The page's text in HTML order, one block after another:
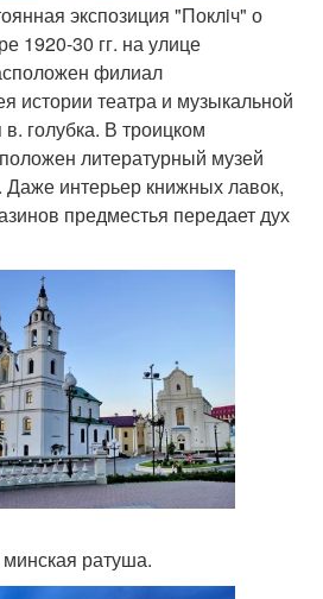
экспозиция "Поклiч" о
1920-30 гг. на улице
филиал
истории театра и музыкальной
голубка. В троицком
литературный музей
интерьер книжных лавок,
предместья передает дух
ратуша.